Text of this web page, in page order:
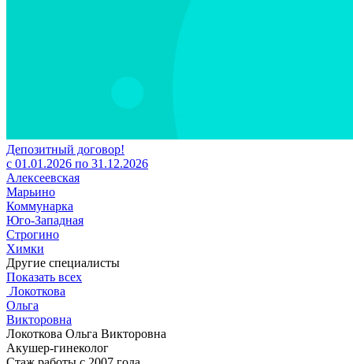
Депозитный договор!
с 01.01.2026 по 31.12.2026
Алексеевская
Марьино
Коммунарка
Юго-Западная
Строгино
Химки
Другие специалисты
Показать всех
Локоткова
Ольга
Викторовна
Локоткова Ольга Викторовна
Акушер-гинеколог